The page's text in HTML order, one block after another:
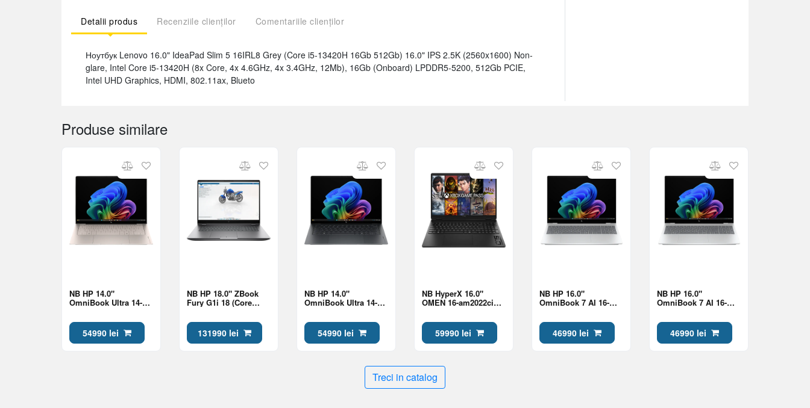
Detalii produs Recenziile clienților Comentariile clienților
Ноутбук Lenovo 16.0" IdeaPad Slim 5 16IRL8 Grey (Core i5-13420H 16Gb 512Gb) 16.0" IPS 2.5K (2560x1600) Non-
glare, Intel Core i5-13420H (8x Core, 4x 4.6GHz, 4x 3.4GHz, 12Mb), 16Gb (Onboard) LPDDR5-5200, 512Gb PCIE,
Intel UHD Graphics, HDMI, 802.11ax, Blueto
Produse similare
NB HP 14.0"
OmniBook Ultra 14-
Ultra 7 356H 32Gb 1Tb
Win 11)54990 lei
NB HP 18.0" ZBook
Fury G1i 18 (Core
2Tb RTX Pro 2000
8Gb Win 11)
131990 lei
NB HP 14.0"
OmniBook Ultra 14-
Ultra 7 356H 32Gb 1Tb
Win 11)54990 lei
NB HyperX 16.0"
OMEN 16-am2022ci
270HX Plus 24Gb 1Tb
5060 8Gb)
59990 lei
NB HP 16.0"
OmniBook 7 AI 16-
Ultra 7 356H 24Gb 1Tb
Win 11)46990 lei
NB HP 16.0"
OmniBook 7 AI 16-
Ultra 7 356H 24Gb 1Tb
Win 11)46990 lei
Treci in catalog